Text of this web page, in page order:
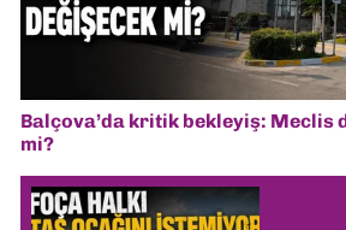
Balçova’da kritik bekleyiş: Meclis
mi?